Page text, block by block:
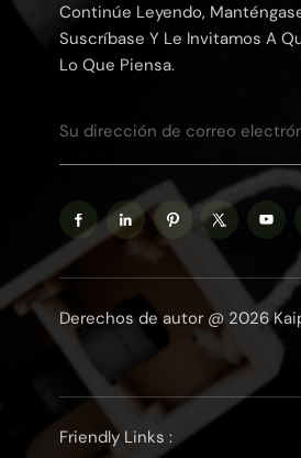
Continúe Leyendo,
Suscríbase Y Le Invitamos A
Lo Que Piensa.
Derechos de autor @ 2026
Friendly Links :